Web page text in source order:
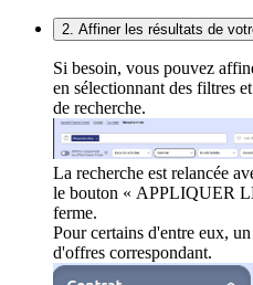
2. Affiner les résultats de
Si besoin, vous pouvez
en sélectionnant des filtres
de recherche.
La recherche est relancée
le bouton « APPLIQUER
ferme.
Pour certains d'entre eux,
d'offres correspondant.